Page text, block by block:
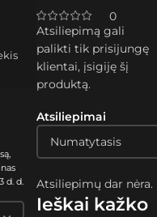
d. d.
0
Atsiliepimai
Atsiliepimų dar nėra.
Atsiliepimą gali
palikti tik prisijungę
klientai, įsigiję šį
produktą.
Ieškai kažko